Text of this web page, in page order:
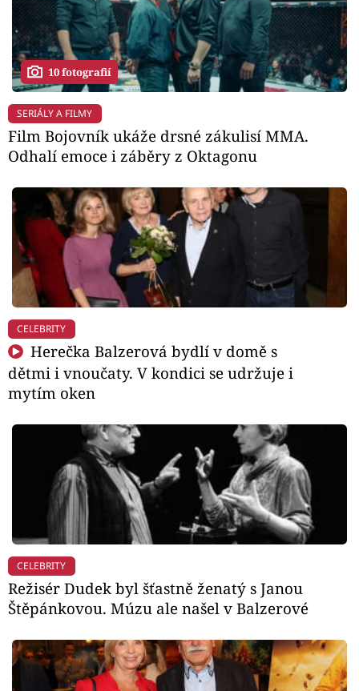
10 fotografií
SERIÁLY A FILMY
Film Bojovník ukáže drsné zákulisí MMA.
Odhalí emoce i záběry z Oktagonu
CELEBRITY
Herečka Balzerová bydlí v domě s
dětmi i vnoučaty. V kondici se udržuje i
mytím oken
CELEBRITY
Režisér Dudek byl šťastně ženatý s Janou
Štěpánkovou. Múzu ale našel v Balzerové